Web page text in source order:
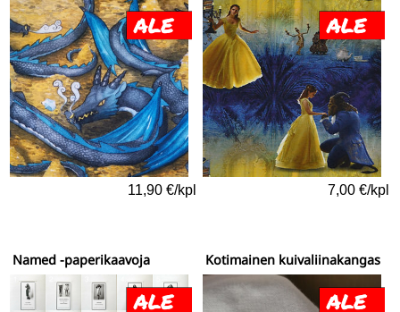
11,90 €/kpl 7,00 €/kpl
Named -paperikaavoja Kotimainen kuivaliinakangas